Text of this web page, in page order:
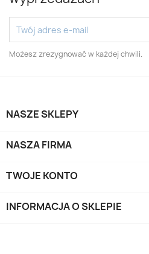
Możesz zrezygnować w każdej chwili.
NASZE SKLEPY
NASZA FIRMA
TWOJE KONTO
INFORMACJA O SKLEPIE